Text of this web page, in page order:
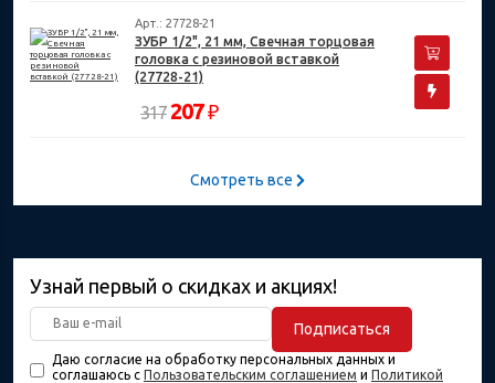
Арт.: 27728-21
ЗУБР 1/2", 21 мм, Свечная торцовая
головка с резиновой вставкой
(27728-21)
317 207₽
Смотреть все
Узнай первый о скидках и акциях!
Подписаться
Даю согласие на обработку персональных данных и
соглашаюсь с Пользовательским соглашением и Политикой